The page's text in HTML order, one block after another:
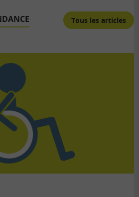
Tous les articles